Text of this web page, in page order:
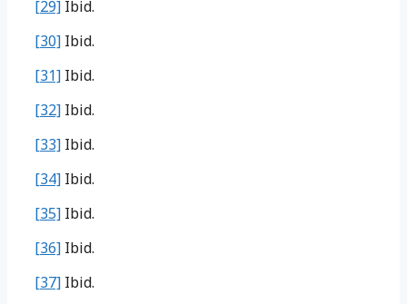
[29] Ibid.
[30] Ibid.
[31] Ibid.
[32] Ibid.
[33] Ibid.
[34] Ibid.
[35] Ibid.
[36] Ibid.
[37] Ibid.